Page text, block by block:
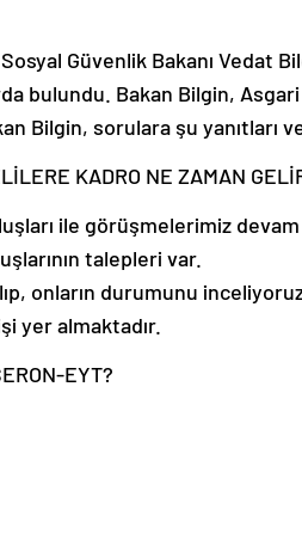
Güvenlik Bakanı Vedat
bulundu. Bakan Bilgin,
Bilgin, sorulara şu yanıtları
KADRO NE ZAMAN
ile görüşmelerimiz
talepleri var.
onların durumunu
yer almaktadır.
EYT?